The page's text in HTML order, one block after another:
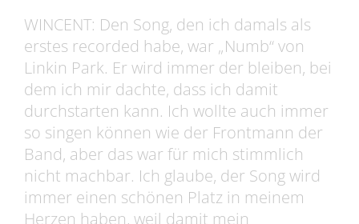
WINCENT: Den Song, den ich damals als
erstes recorded habe, war „Numb“ von
Linkin Park. Er wird immer der bleiben, bei
dem ich mir dachte, dass ich damit
durchstarten kann. Ich wollte auch immer
so singen können wie der Frontmann der
Band, aber das war für mich stimmlich
nicht machbar. Ich glaube, der Song wird
immer einen schönen Platz in meinem
Herzen haben, weil damit mein